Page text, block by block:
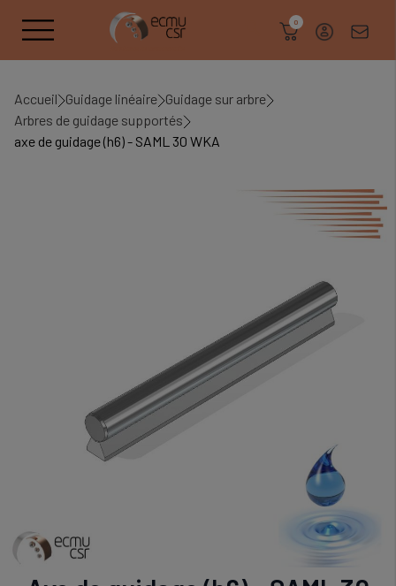
0
Accueil Guidage linéaire Guidage sur arbre
Arbres de guidage supportés
axe de guidage (h6) - SAML 30 WKA